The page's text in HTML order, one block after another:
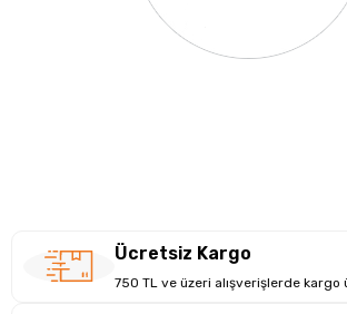
Ücretsiz Kargo
750 TL ve üzeri alışverişlerde kargo